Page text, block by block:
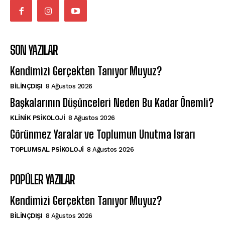
SON YAZILAR
Kendimizi Gerçekten Tanıyor Muyuz?
BILINÇDIŞI 8 Ağustos 2026
Başkalarının Düşünceleri Neden Bu Kadar Önemli?
KLINIK PSIKOLOJI 8 Ağustos 2026
Görünmez Yaralar ve Toplumun Unutma Israrı
TOPLUMSAL PSIKOLOJI 8 Ağustos 2026
POPÜLER YAZILAR
Kendimizi Gerçekten Tanıyor Muyuz?
BILINÇDIŞI 8 Ağustos 2026